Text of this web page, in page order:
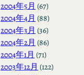
2004年5月 (67)
2004年4月 (88)
2004年3月 (36)
2004年2月 (86)
2004年1月 (71)
2003年12月 (122)